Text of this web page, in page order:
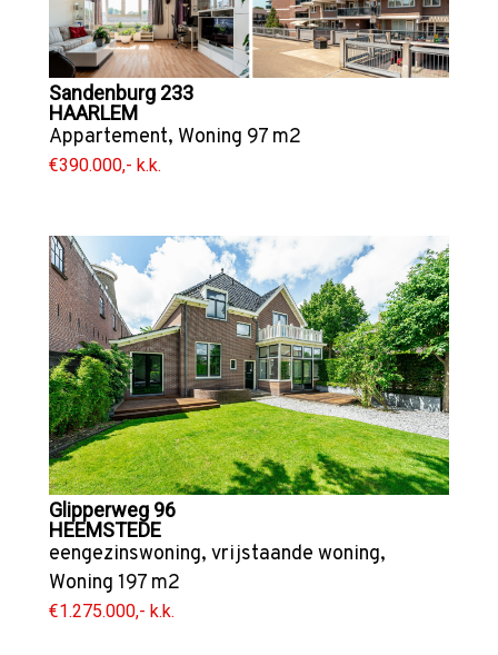
Sandenburg 233
HAARLEM
Appartement, Woning 97 m2
€390.000,- k.k.
Glipperweg 96
HEEMSTEDE
eengezinswoning, vrijstaande woning,
Woning 197 m2
€1.275.000,- k.k.